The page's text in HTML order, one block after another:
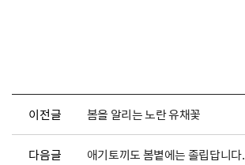
이전글 봄을 알리는 노란 유채꽃
다음글 애기토끼도 봄볕에는 졸립답니다.